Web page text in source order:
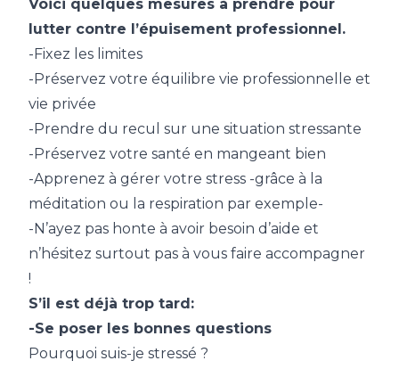
Voici quelques mesures à prendre pour
lutter contre l’épuisement professionnel.
-Fixez les limites
-Préservez votre équilibre vie professionnelle et
vie privée
-Prendre du recul sur une situation stressante
-Préservez votre santé en mangeant bien
-Apprenez à gérer votre stress -grâce à la
méditation ou la respiration par exemple-
-N’ayez pas honte à avoir besoin d’aide et
n’hésitez surtout pas à vous faire accompagner
!
S’il est déjà trop tard:
-Se poser les bonnes questions
Pourquoi suis-je stressé ?